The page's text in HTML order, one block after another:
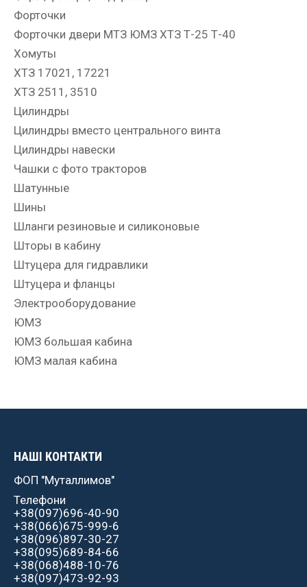
Форточки
Форточки двери МТЗ ЮМЗ ХТЗ Т-25 Т-40
Хомуты
ХТЗ 17021, 17221
ХТЗ 2511, 3510
Цилиндры
Цилиндры вместо центрального винта
Цилиндры навески
Чашки с фото тракторов
Шатунные
Шины
Шланги резиновые и силиконовые
Шторы в кабину
Штуцера для гидравлики
Штуцера и фланцы
Электрооборудование
ЮМЗ
ЮМЗ большая кабина
ЮМЗ малая кабина
НАШІ КОНТАКТИ
ФОП "Муталлимов"
Телефони
+38(097)696-40-90
+38(066)675-999-6
+38(096)897-30-27
+38(095)689-84-66
+38(068)488-10-76
+38(097)473-92-93